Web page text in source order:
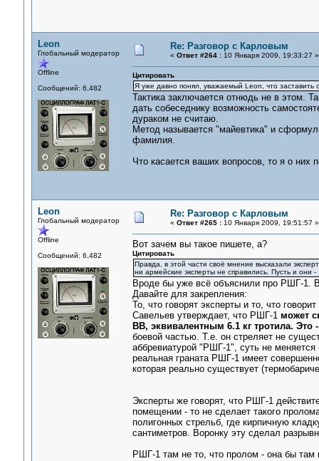
Leon
Глобальный модератор
Offline
Сообщений: 6,482
Re: Разговор с Карловым
« Ответ #264 :10 Января 2009, 19:33:27 »
Цитировать
Я уже давно понял, уважаемый Leon, что заставить
Тактика заключается отнюдь не в этом.
дать собеседнику возможность
дураком не считаю.
Метод называется "майевтика" и
фамилия.
Что касается ваших вопросов, то я о
Leon
Глобальный модератор
Offline
Сообщений: 6,482
Re: Разговор с Карловым
« Ответ #265 :10 Января 2009, 19:51:57 »
Вот зачем вы такое пишете, а?
Цитировать
Правда, в этой части своё мнение высказали
ни армейские эксперты не справились. Пусть и
Вроде бы уже всё объяснили про РШГ-1.
Давайте для закрепления:
То, что говорят эксперты и то, что
Савельев утверждает, что РШГ-1 может
ВВ, эквивалентным 6.1 кг тротила. Это
боевой частью. Т.е. он стреляет не
аббревиатурой "РШГ-1", суть не
реальная граната РШГ-1 имеет
которая реально существует
Эксперты же говорят, что РШГ-1
помещении - то не сделает такого
полигонных стрельб, где кирпичную
сантиметров. Воронку эту сделал
РШГ-1 там не то, что пролом - она бы